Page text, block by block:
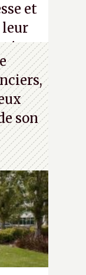
et
leur
son